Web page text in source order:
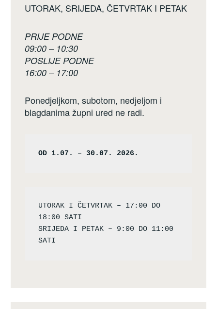
UTORAK, SRIJEDA, ČETVRTAK I PETAK
PRIJE PODNE
09:00 – 10:30
POSLIJE PODNE
16:00 – 17:00
Ponedjeljkom, subotom, nedjeljom i
blagdanima župni ured ne radi.
OD 1.07. – 30.07. 2026.
UTORAK I ČETVRTAK – 17:00 DO
18:00 SATI
SRIJEDA I PETAK – 9:00 DO 11:00